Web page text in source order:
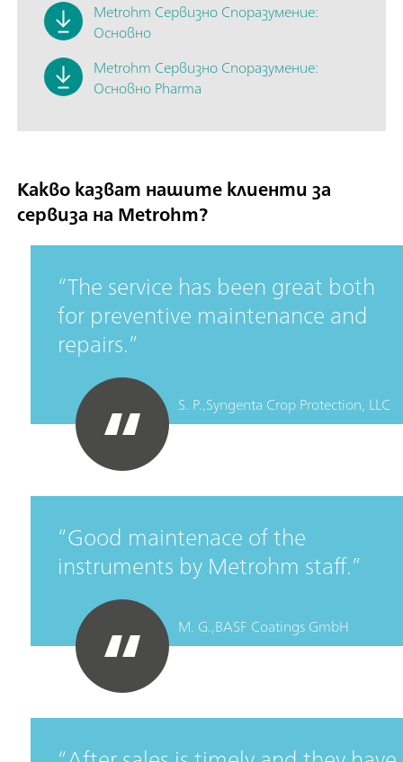
Metrohm Сервизно Споразумение:
Основно
Metrohm Сервизно Споразумениe:
Основно Pharma
Какво казват нашите клиенти за
сервиза на Metrohm?
The service has been great both
for preventive maintenance and
repairs.
S. P.,Syngenta Crop Protection, LLC
Good maintenace of the
instruments by Metrohm staff.
M. G.,BASF Coatings GmbH